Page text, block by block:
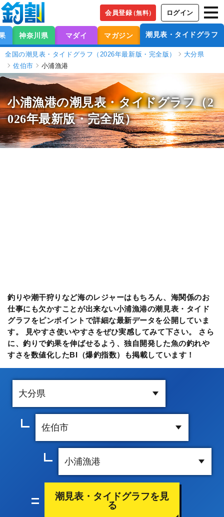
会員登録（無料） ログイン
神奈川県 マダイ マガジン 潮見表・タイドグラフ
全国の潮見表・タイドグラフ（2026年最新版・完全版）
大分県
佐伯市
小浦漁港
小浦漁港の潮見表・タイドグラフ（2
026年最新版・完全版）
釣りや潮干狩りなど海のレジャーはもちろん、海関係のお
仕事にも欠かすことが出来ない小浦漁港の潮見表・タイド
グラフをピンポイントで詳細な最新データを公開していま
す。 見やすさ使いやすさをぜひ実感してみて下さい。 さら
に、釣りで釣果を伸ばせるよう、独自開発した魚の釣れや
すさを数値化したBI（爆釣指数）も掲載しています！
潮見表・タイドグラフを見
る